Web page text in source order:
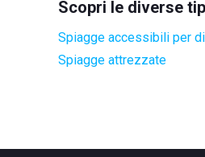
Scopri le diverse
Spiagge accessibili per
Spiagge attrezzate